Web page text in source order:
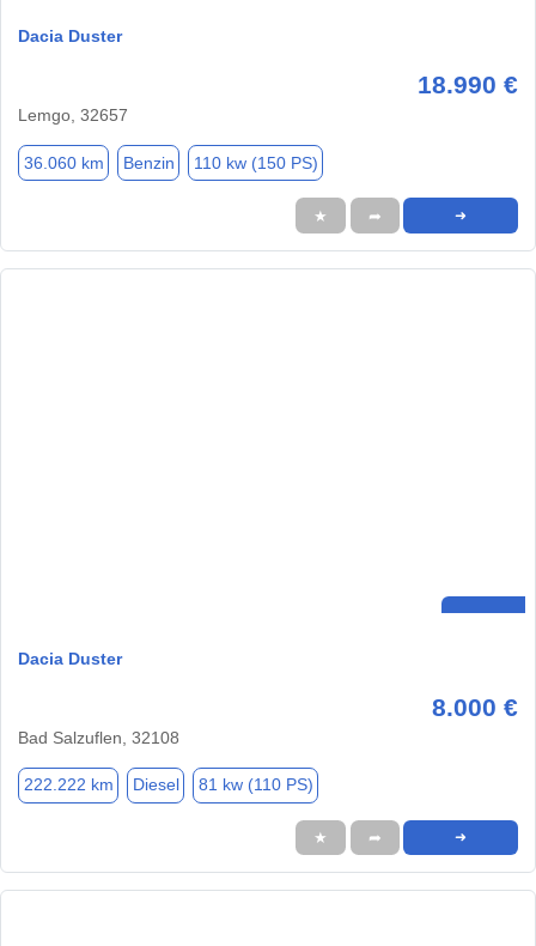
Dacia Duster
18.990 €
Lemgo, 32657
36.060 km Benzin 110 kw (150 PS)
★ ➦ ➜
Dacia Duster
8.000 €
Bad Salzuflen, 32108
222.222 km Diesel 81 kw (110 PS)
★ ➦ ➜